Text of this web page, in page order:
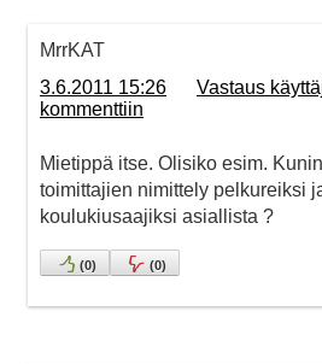
MrrKAT
3.6.2011 15:26
Vastaus
kommenttiin
Mietippä itse. Olisiko esim.
toimittajien nimittely pelkureiksi
koulukiusaajiksi asiallista ?
(0) (0)